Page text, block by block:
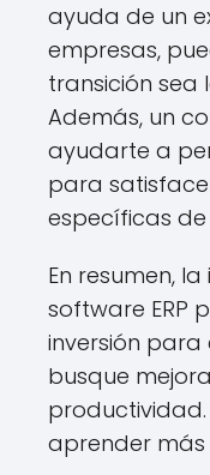
ayuda de un
empresas,
transición sea
Además, un
ayudarte a
para
específicas
En resumen,
software ERP
inversión
busque
productividad.
aprender